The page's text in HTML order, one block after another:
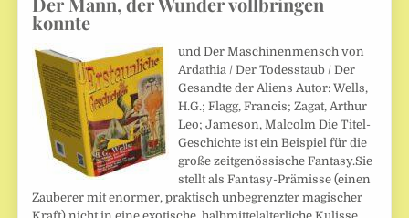
konnte
und Der Maschinenmensch von
Ardathia / Der Todesstaub / Der
Gesandte der Aliens Autor: Wells,
H.G.; Flagg, Francis; Zagat, Arthur
Leo; Jameson, Malcolm Die Titel-
Geschichte ist ein Beispiel für die
große zeitgenössische Fantasy.Sie
stellt als Fantasy-Prämisse (einen
Zauberer mit enormer, praktisch unbegrenzter magischer